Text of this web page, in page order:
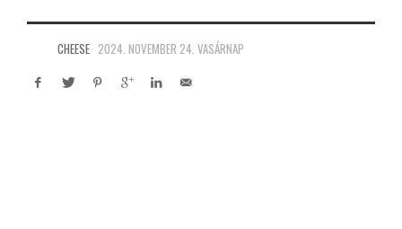
CHEESE 2024. NOVEMBER 24. VASÁRNAP